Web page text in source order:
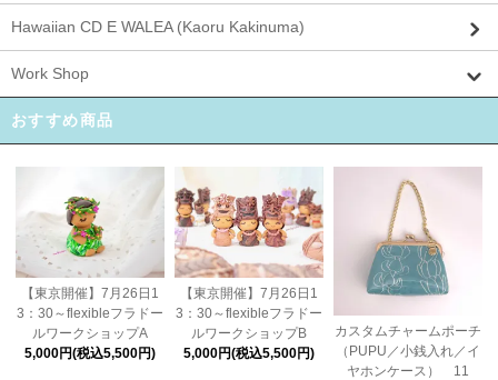
Hawaiian CD E WALEA (Kaoru Kakinuma)
Work Shop
おすすめ商品
【東京開催】7月26日1
3：30～flexibleフラドー
ルワークショップA
5,000円(税込5,500円)
【東京開催】7月26日1
3：30～flexibleフラドー
ルワークショップB
5,000円(税込5,500円)
カスタムチャームポーチ
（PUPU／小銭入れ／イ
ヤホンケース） 11